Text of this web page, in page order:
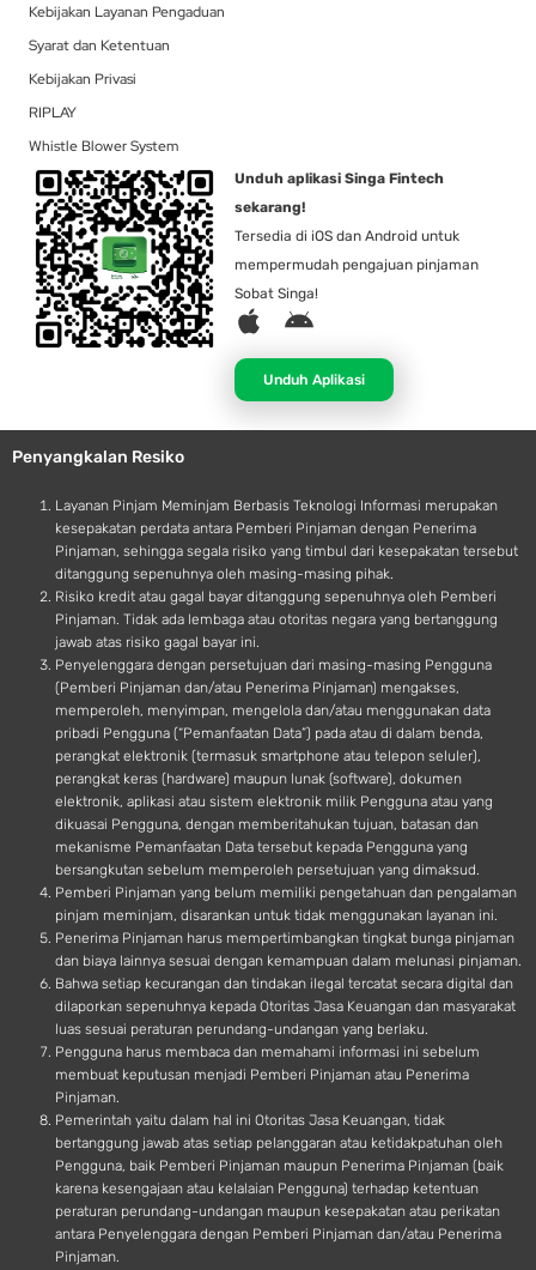
Kebijakan Layanan Pengaduan
Syarat dan Ketentuan
Kebijakan Privasi
RIPLAY
Whistle Blower System
Unduh aplikasi Singa Fintech
sekarang!
Tersedia di iOS dan Android untuk
mempermudah pengajuan pinjaman
Sobat Singa!
A
p
l
e
A
d
r
o
d
Unduh Aplikasi
Penyangkalan Resiko
Layanan Pinjam Meminjam Berbasis Teknologi Informasi merupakan
kesepakatan perdata antara Pemberi Pinjaman dengan Penerima
Pinjaman, sehingga segala risiko yang timbul dari kesepakatan tersebut
ditanggung sepenuhnya oleh masing-masing pihak.
Risiko kredit atau gagal bayar ditanggung sepenuhnya oleh Pemberi
Pinjaman. Tidak ada lembaga atau otoritas negara yang bertanggung
jawab atas risiko gagal bayar ini.
Penyelenggara dengan persetujuan dari masing-masing Pengguna
(Pemberi Pinjaman dan/atau Penerima Pinjaman) mengakses,
memperoleh, menyimpan, mengelola dan/atau menggunakan data
pribadi Pengguna (“Pemanfaatan Data”) pada atau di dalam benda,
perangkat elektronik (termasuk smartphone atau telepon seluler),
perangkat keras (hardware) maupun lunak (software), dokumen
elektronik, aplikasi atau sistem elektronik milik Pengguna atau yang
dikuasai Pengguna, dengan memberitahukan tujuan, batasan dan
mekanisme Pemanfaatan Data tersebut kepada Pengguna yang
bersangkutan sebelum memperoleh persetujuan yang dimaksud.
Pemberi Pinjaman yang belum memiliki pengetahuan dan pengalaman
pinjam meminjam, disarankan untuk tidak menggunakan layanan ini.
Penerima Pinjaman harus mempertimbangkan tingkat bunga pinjaman
dan biaya lainnya sesuai dengan kemampuan dalam melunasi pinjaman.
Bahwa setiap kecurangan dan tindakan ilegal tercatat secara digital dan
dilaporkan sepenuhnya kepada Otoritas Jasa Keuangan dan masyarakat
luas sesuai peraturan perundang-undangan yang berlaku.
Pengguna harus membaca dan memahami informasi ini sebelum
membuat keputusan menjadi Pemberi Pinjaman atau Penerima
Pinjaman.
Pemerintah yaitu dalam hal ini Otoritas Jasa Keuangan, tidak
bertanggung jawab atas setiap pelanggaran atau ketidakpatuhan oleh
Pengguna, baik Pemberi Pinjaman maupun Penerima Pinjaman (baik
karena kesengajaan atau kelalaian Pengguna) terhadap ketentuan
peraturan perundang-undangan maupun kesepakatan atau perikatan
antara Penyelenggara dengan Pemberi Pinjaman dan/atau Penerima
Pinjaman.